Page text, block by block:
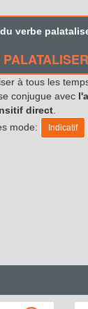
verbe
à tous les
conjugue avec
direct
mode:
Indicatif